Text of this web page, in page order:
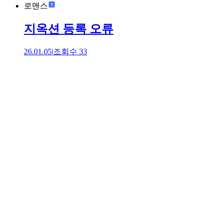
로맨스
지옥션 등록 오류
26.01.05|조회수 33